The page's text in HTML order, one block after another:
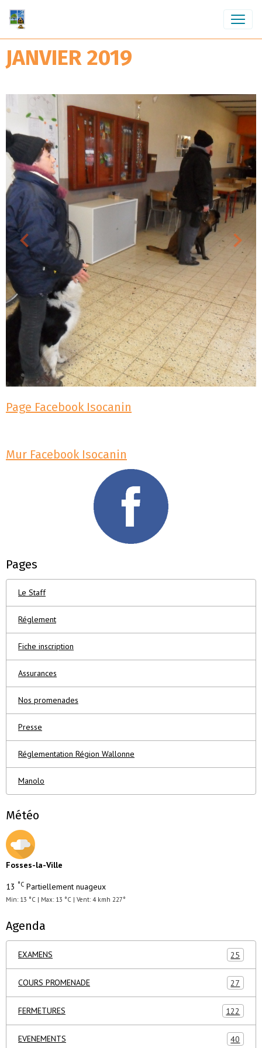
JANVIER 2019
Page Facebook Isocanin
Mur Facebook Isocanin
Pages
Le Staff
Réglement
Fiche inscription
Assurances
Nos promenades
Presse
Réglementation Région Wallonne
Manolo
Météo
Fosses-la-Ville
13 °C Partiellement nuageux
Min: 13 °C | Max: 13 °C | Vent: 4 kmh 227°
Agenda
EXAMENS 25
COURS PROMENADE 27
FERMETURES 122
EVENEMENTS 40